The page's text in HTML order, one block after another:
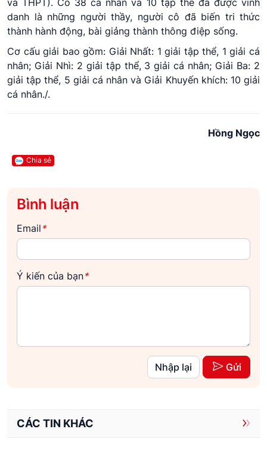
và THPT). Có 38 cá nhân và 10 tập thể đã được vinh
danh là những người thầy, người cô đã biến tri thức
thành hành động, bài giảng thành thông điệp sống.
Cơ cấu giải bao gồm: Giải Nhất: 1 giải tập thể, 1 giải cá
nhân; Giải Nhì: 2 giải tập thể, 3 giải cá nhân; Giải Ba: 2
giải tập thể, 5 giải cá nhân và Giải Khuyến khích: 10 giải
cá nhân./.
Hồng Ngọc
Chia sẻ
Bình luận
Email *
Ý kiến của bạn*
Nhập lại Gửi
CÁC TIN KHÁC